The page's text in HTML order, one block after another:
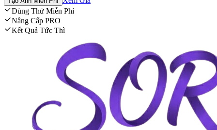
Dùng Thử Miễn Phí
Nâng Cấp PRO
Kết Quả Tức Thì